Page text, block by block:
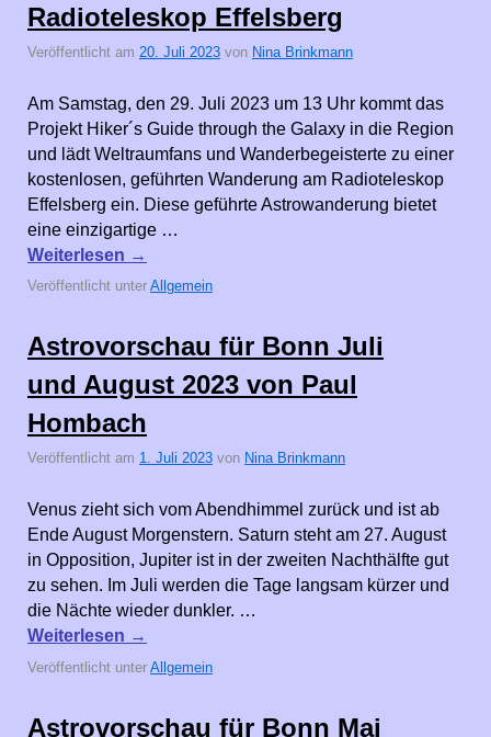
Radioteleskop Effelsberg
Veröffentlicht am 20. Juli 2023 von Nina Brinkmann
Am Samstag, den 29. Juli 2023 um 13 Uhr kommt das
Projekt Hiker´s Guide through the Galaxy in die Region
und lädt Weltraumfans und Wanderbegeisterte zu einer
kostenlosen, geführten Wanderung am Radioteleskop
Effelsberg ein. Diese geführte Astrowanderung bietet
eine einzigartige …
Weiterlesen →
Veröffentlicht unter Allgemein
Astrovorschau für Bonn Juli
und August 2023 von Paul
Hombach
Veröffentlicht am 1. Juli 2023 von Nina Brinkmann
Venus zieht sich vom Abendhimmel zurück und ist ab
Ende August Morgenstern. Saturn steht am 27. August
in Opposition, Jupiter ist in der zweiten Nachthälfte gut
zu sehen. Im Juli werden die Tage langsam kürzer und
die Nächte wieder dunkler. …
Weiterlesen →
Veröffentlicht unter Allgemein
Astrovorschau für Bonn Mai